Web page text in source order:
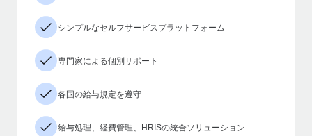
シンプルなセルフサービスプラットフォーム
専門家による個別サポート
各国の給与規定を遵守
給与処理、経費管理、HRISの統合ソリューション